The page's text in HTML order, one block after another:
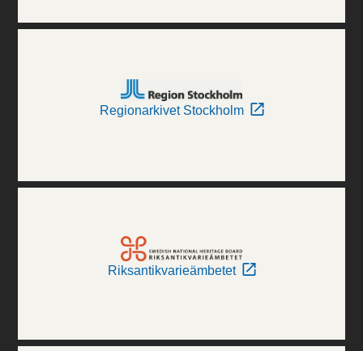
Regionarkivet Stockholm
Riksantikvarieämbetet